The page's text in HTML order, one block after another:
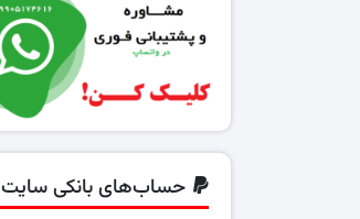
حساب‌های بانکی سایت